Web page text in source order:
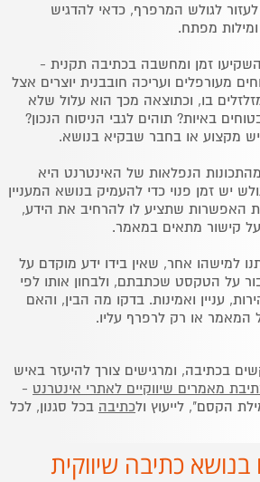
לגולש המרפרף, כדאי להדגיש
מפתח.
זמן ומחשבה בכתיבה תקנית -
מעורפלים ועריכה חובבנית יוצרים אצל
בו, וכתוצאה מכך הוא עלול שלא
באיות? תוהים לגבי הניסוח הנכון?
מקצוע או בחבר שבקיא בנושא.
הנפלאות של האינטרנט היא
יש זמן פנוי כדי להעמיק בנושא המעניין
האפשרות שתציע לו להרחיב את הידע,
קישור מתאים במאמר.
למישהו אחר, שאין בידו ידע מוקדם על
על הטקסט שכתבתם, ולבחון אותו לפי
עניין ואמינות. בדקו מה הבין, והאם
המאמר או רק לרפרף עליו.
בכתיבה, ומרגישים צורך להיעזר באיש
מאמרים שיווקיים לאתרי אינטרנט -
הקסם", לייעוץ ולכתיבה בכל סגנון, לכל
כתיבה שיווקית